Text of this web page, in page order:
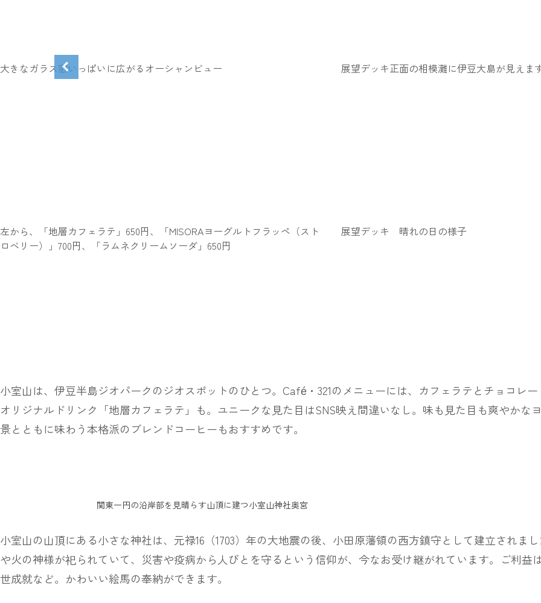
大きなガラス窓いっぱいに広がるオーシャンビュー 展望デッキ正面の相模灘に伊豆大島が見えま
左から、「地層カフェラテ」650円、「MISORAヨーグルトフラッペ（スト
ロベリー）」700円、「ラムネクリームソーダ」650円
展望デッキ 晴れの日の様子
小室山は、伊豆半島ジオパークのジオスポットのひとつ。Café・321のメニューには、カフェラテとチョコレ
オリジナルドリンク「地層カフェラテ」も。ユニークな見た目はSNS映え間違いなし。味も見た目も爽やかな
景とともに味わう本格派のブレンドコーヒーもおすすめです。
関東一円の沿岸部を見晴らす山頂に建つ小室山神社奥宮
小室山の山頂にある小さな神社は、元禄16（1703）年の大地震の後、小田原藩領の西方鎮守として建立されま
や火の神様が祀られていて、災害や疫病から人びとを守るという信仰が、今なお受け継がれています。ご利益
世成就など。かわいい絵馬の奉納ができます。